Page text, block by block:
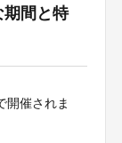
期間と特
開催されま